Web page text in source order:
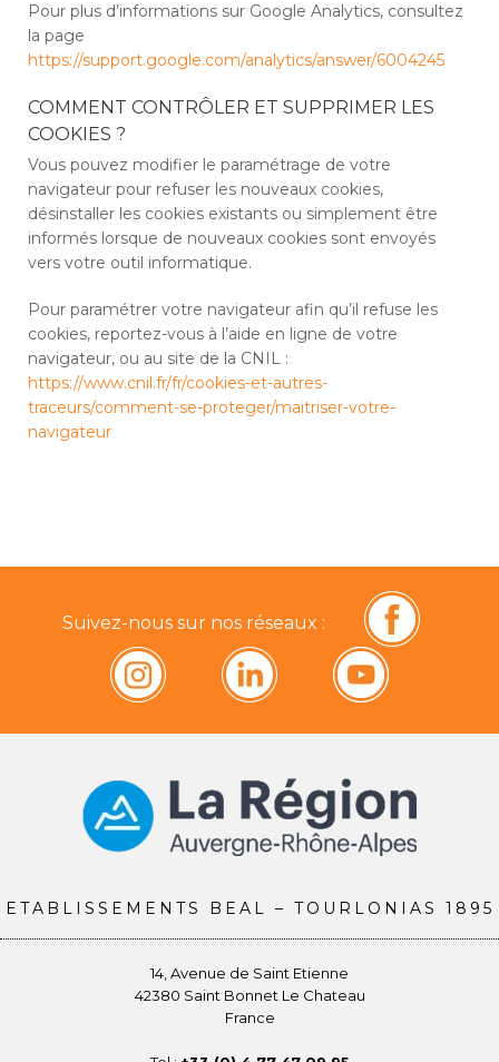
Pour plus d’informations sur Google Analytics, consultez
la page
https://support.google.com/analytics/answer/6004245
COMMENT CONTRÔLER ET SUPPRIMER LES
COOKIES ?
Vous pouvez modifier le paramétrage de votre
navigateur pour refuser les nouveaux cookies,
désinstaller les cookies existants ou simplement être
informés lorsque de nouveaux cookies sont envoyés
vers votre outil informatique.
Pour paramétrer votre navigateur afin qu’il refuse les
cookies, reportez-vous à l’aide en ligne de votre
navigateur, ou au site de la CNIL :
https://www.cnil.fr/fr/cookies-et-autres-
traceurs/comment-se-proteger/maitriser-votre-
navigateur
Suivez-nous sur nos réseaux :
ETABLISSEMENTS BEAL – TOURLONIAS 1895
14, Avenue de Saint Etienne
42380 Saint Bonnet Le Chateau
France